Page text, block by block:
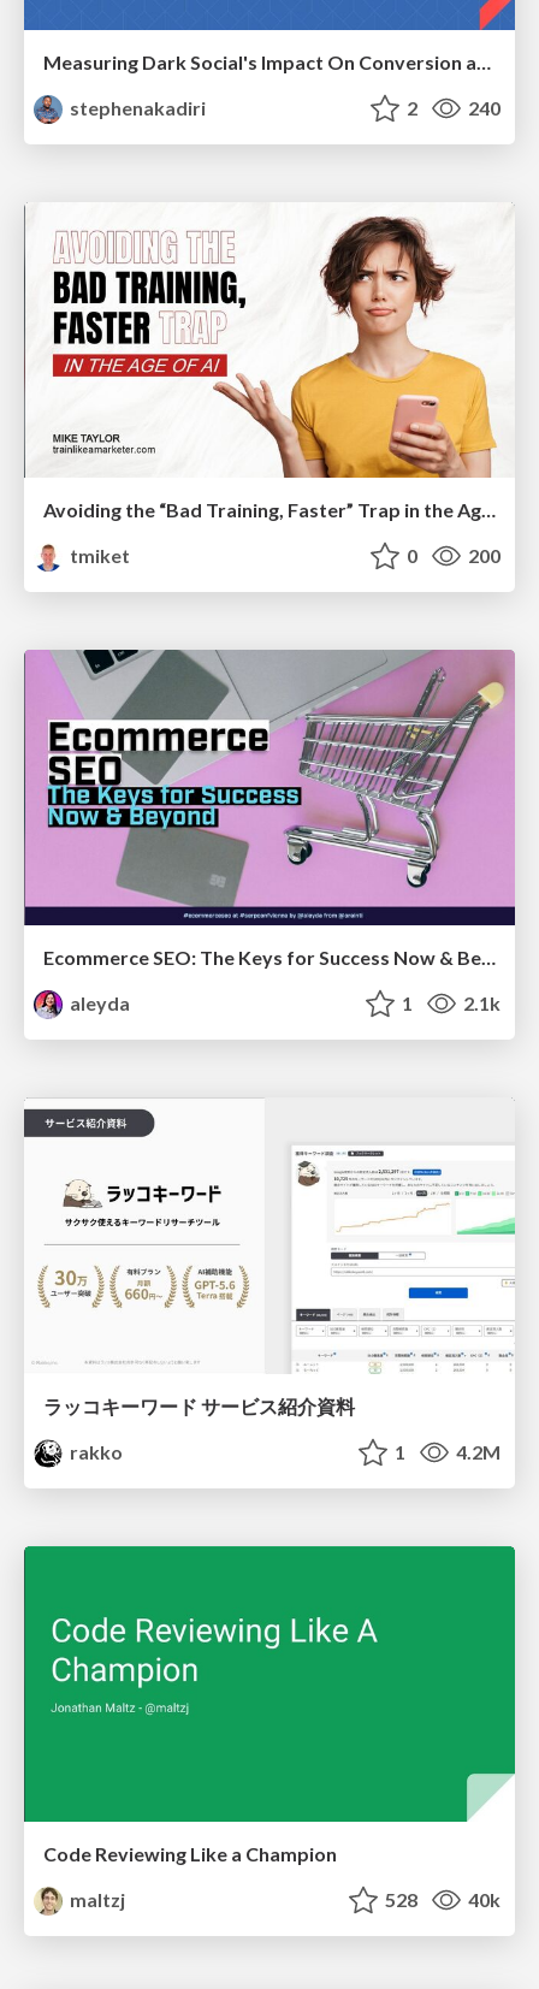
stephenakadiri
2 240
Avoiding the “Bad Training, Faster” Trap in the Age of AI
tmiket
0 200
Ecommerce SEO: The Keys for Success Now & Beyond - #SERPConf2024
aleyda
1 2.1k
ラッコキーワード サービス紹介資料
rakko
1 4.2M
Code Reviewing Like a Champion
maltzj
528 40k